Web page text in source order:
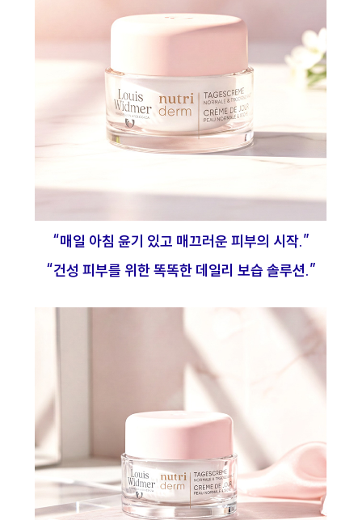
“매일 아침 윤기 있고 매끄러운 피부의 시작.”
“건성 피부를 위한 똑똑한 데일리 보습 솔루션.”